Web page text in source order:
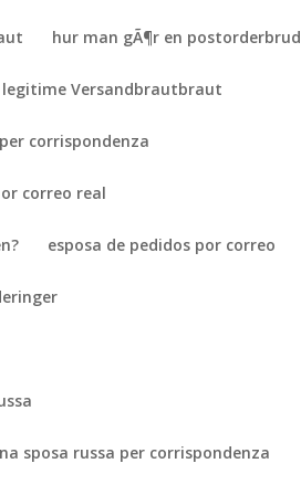
hur man gÃ¶r en postorderbrud
legitime Versandbrautbraut
corrispondenza
correo real
esposa de pedidos por correo
sposa russa per corrispondenza